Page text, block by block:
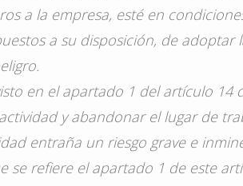
a la empresa, esté en
a su disposición, de adoptar
en el apartado 1 del artículo 14
y abandonar el lugar de
entraña un riesgo grave e
se refiere el apartado 1 de este